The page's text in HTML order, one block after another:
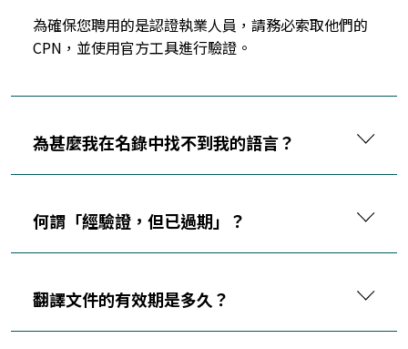
為確保您聘用的是認證執業人員，請務必索取他們的
CPN，並使用官方工具進行驗證。
為甚麼我在名錄中找不到我的語言？
何謂「經驗證，但已過期」？
翻譯文件的有效期是多久？